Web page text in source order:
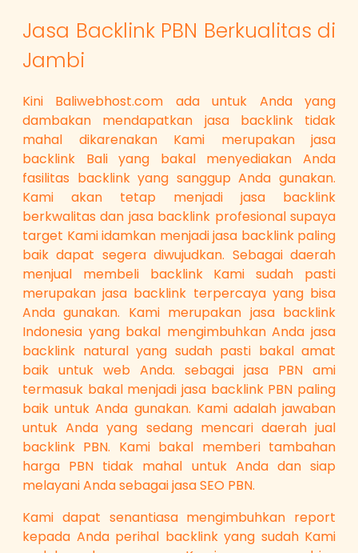
Jasa Backlink PBN Berkualitas di
Jambi
Kini Baliwebhost.com ada untuk Anda yang
dambakan mendapatkan jasa backlink tidak
mahal dikarenakan Kami merupakan jasa
backlink Bali yang bakal menyediakan Anda
fasilitas backlink yang sanggup Anda gunakan.
Kami akan tetap menjadi jasa backlink
berkwalitas dan jasa backlink profesional supaya
target Kami idamkan menjadi jasa backlink paling
baik dapat segera diwujudkan. Sebagai daerah
menjual membeli backlink Kami sudah pasti
merupakan jasa backlink terpercaya yang bisa
Anda gunakan. Kami merupakan jasa backlink
Indonesia yang bakal mengimbuhkan Anda jasa
backlink natural yang sudah pasti bakal amat
baik untuk web Anda. sebagai jasa PBN ami
termasuk bakal menjadi jasa backlink PBN paling
baik untuk Anda gunakan. Kami adalah jawaban
untuk Anda yang sedang mencari daerah jual
backlink PBN. Kami bakal memberi tambahan
harga PBN tidak mahal untuk Anda dan siap
melayani Anda sebagai jasa SEO PBN.
Kami dapat senantiasa mengimbuhkan report
kepada Anda perihal backlink yang sudah Kami